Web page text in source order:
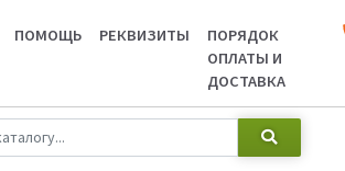
ПОМОЩЬ РЕКВИЗИТЫ
ПОРЯДОК
ОПЛАТЫ И
ДОСТАВКА